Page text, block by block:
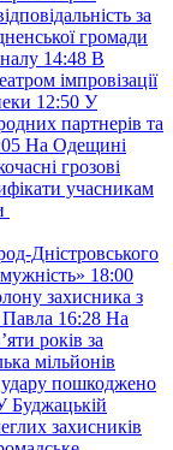
за
громади
14:48 В
імпровізації
12:50 У
партнерів та
На Одещині
грозові
учасникам
Дністровського
18:00
захисника з
16:28 На
років за
мільйонів
пошкоджено
Буджацькій
захисників